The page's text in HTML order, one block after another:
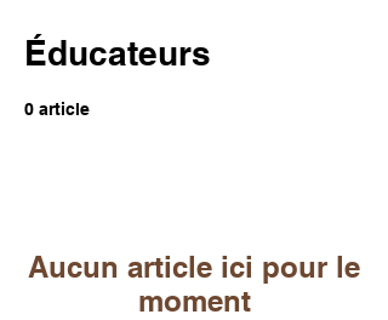
Éducateurs
0 article
Aucun article ici pour le
moment